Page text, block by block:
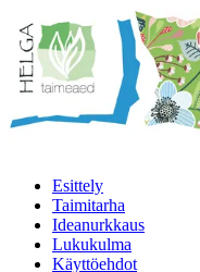
Esittely
Taimitarha
Ideanurkkaus
Lukukulma
Käyttöehdot